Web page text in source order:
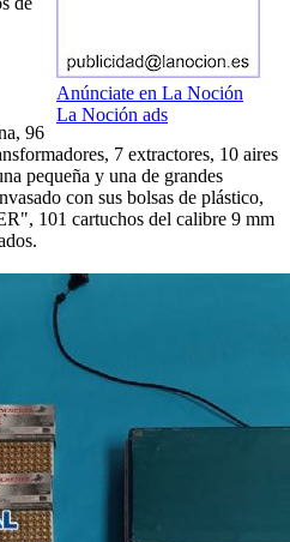
Anúnciate en La Noción
La Noción ads
96
7 extractores, 10 aires
pequeña y una de grandes
con sus bolsas de plástico,
101 cartuchos del calibre 9 mm